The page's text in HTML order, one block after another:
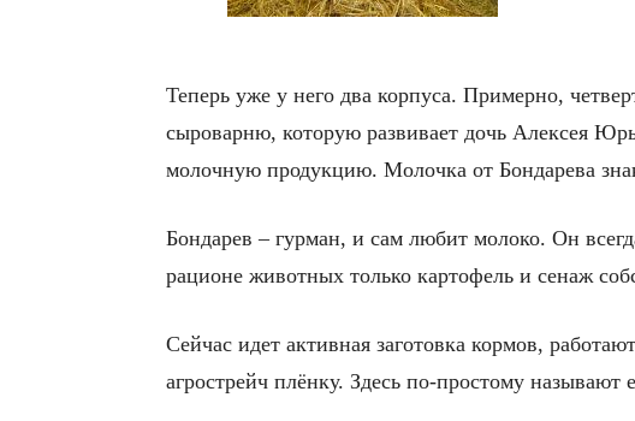
Теперь уже у него два корпуса. Примерно,
сыроварню, которую развивает дочь Алексея
молочную продукцию. Молочка от Бондарева
Бондарев – гурман, и сам любит молоко. Он
рационе животных только картофель и сенаж
Сейчас идет активная заготовка кормов,
агрострейч плёнку. Здесь по-простому